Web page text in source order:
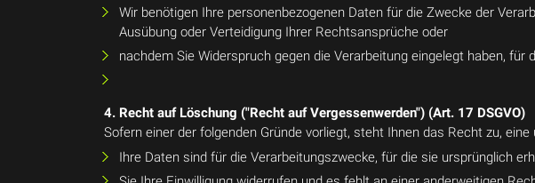
Wir benötigen Ihre personenbezogenen Daten für die Zwecke der
Ausübung oder Verteidigung Ihrer Rechtsansprüche oder
nachdem Sie Widerspruch gegen die Verarbeitung eingelegt haben,
4. Recht auf Löschung ("Recht auf Vergessenwerden") (Art. 17 DSGVO)
Sofern einer der folgenden Gründe vorliegt, steht Ihnen das Recht zu,
Ihre Daten sind für die Verarbeitungszwecke, für die sie ursprünglich